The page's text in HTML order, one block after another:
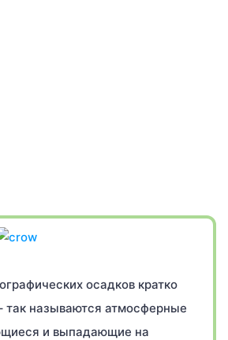
осадков кратко
так называются атмосферные
и выпадающие на